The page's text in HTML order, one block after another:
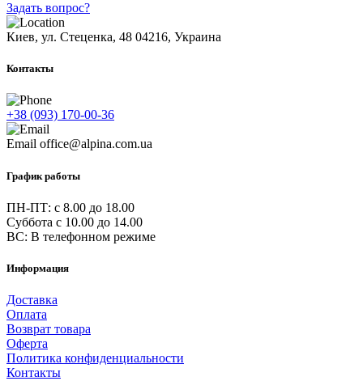
Задать вопрос?
Киев, ул. Стеценка, 48 04216, Украина
Контакты
+38 (093) 170-00-36
Email office@alpina.com.ua
График работы
ПН-ПТ: c 8.00 до 18.00
Суббота с 10.00 до 14.00
ВС: В телефонном режиме
Информация
Доставка
Оплата
Возврат товара
Оферта
Политика конфиденциальности
Контакты